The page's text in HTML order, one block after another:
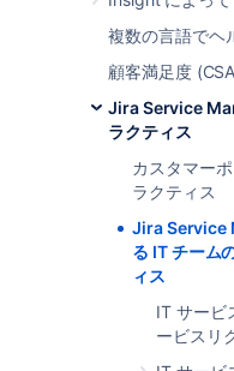
複数の言語でヘ
顧客満足度
Jira Service
ラクティス
カスタマー
ラクティス
Jira Service
る IT チーム
ィス
IT サービ
ービスリ
Information
(ITIL) はITSM(IT
クです。ITIL の推
て業界標準となっ
スの導入には時間
のビジネスに最適
正式なトレーニン
すめします。
ITSM に関する一
関心をお持ちの場
を参照してくだ
まずは、ビジネス
りかかることをお
Management は IT